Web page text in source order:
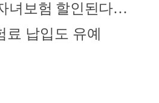
녀보험 할인된다…
료 납입도 유예